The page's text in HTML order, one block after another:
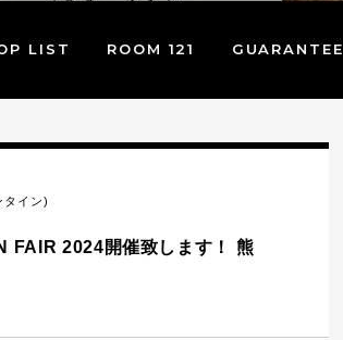
LIST ROOM 121 GUARANTEE
イン)
FAIR 2024開催致します！ 熊